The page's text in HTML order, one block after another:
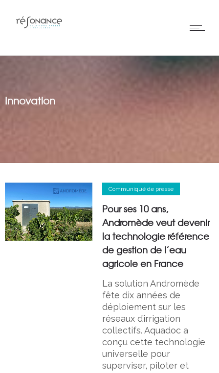
Innovation
Communiqué de presse
Pour ses 10 ans,
Andromède veut devenir
la technologie référence
de gestion de l’eau
agricole en France
La solution Andromède
fête dix années de
déploiement sur les
réseaux d’irrigation
collectifs. Aquadoc a
conçu cette technologie
universelle pour
superviser, piloter et